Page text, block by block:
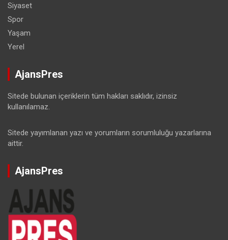
Siyaset
Spor
Yaşam
Yerel
AjansPres
Sitede bulunan içeriklerin tüm hakları saklıdır, izinsiz
kullanılamaz.
Sitede yayımlanan yazı ve yorumların sorumluluğu yazarlarına
aittir.
AjansPres